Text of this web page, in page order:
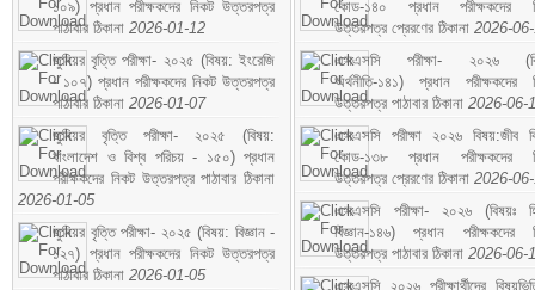
১০৯) প্রধান পরীক্ষকদের নিকট উত্তরপত্র
পাঠাবার ঠিকানা 2026-01-12
জুনিয়র বৃত্তি পরীক্ষা- ২০২৫ (বিষয়: ইংরেজি
- ১০৭) প্রধান পরীক্ষকদের নিকট উত্তরপত্র
পাঠাবার ঠিকানা 2026-01-07
জুনিয়র বৃত্তি পরীক্ষা- ২০২৫ (বিষয়:
বাংলাদেশ ও বিশ্ব পরিচয় - ১৫০) প্রধান
পরীক্ষকদের নিকট উত্তরপত্র পাঠাবার ঠিকানা
2026-01-05
জুনিয়র বৃত্তি পরীক্ষা- ২০২৫ (বিষয়: বিজ্ঞান -
১২৭) প্রধান পরীক্ষকদের নিকট উত্তরপত্র
পাঠাবার ঠিকানা 2026-01-05
কোড-১৪০ প্রধান পরীক্ষকদের
উত্তরপত্র প্রেরণের ঠিকানা 2026-
এসএসসি পরীক্ষা- ২০২৬
অর্থনীতি-১৪১) প্রধান পরীক্ষকদের
উত্তরপত্র পাঠাবার ঠিকানা 2026-06-
এসএসসি পরীক্ষা ২০২৬ বিষয়:জীব
কোড-১৩৮ প্রধান পরীক্ষকদের
উত্তরপত্র প্রেরণের ঠিকানা 2026-
এসএসসি পরীক্ষা- ২০২৬ (বিষয়ঃ
বিজ্ঞান-১৪৬) প্রধান পরীক্ষকদের
উত্তরপত্র পাঠাবার ঠিকানা 2026-06-
এসএসসি ২০২৬ পরীক্ষার্থীদের